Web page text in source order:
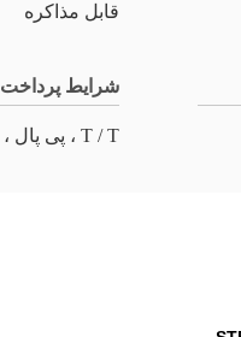
قابل مذاکره
شرایط پرداخت
T / T ، پی پال ، اتحادیه غربی